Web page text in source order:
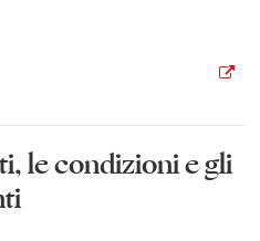
le condizioni e gli